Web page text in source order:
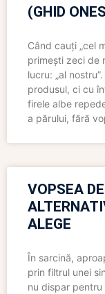
(GHID
Când cauți „cel
primești zeci de
lucru: „al
produsul, ci cu
firele albe
a părului, fără
VOPSEA
ALEGE
În sarcină,
prin filtrul unei
nu dispar